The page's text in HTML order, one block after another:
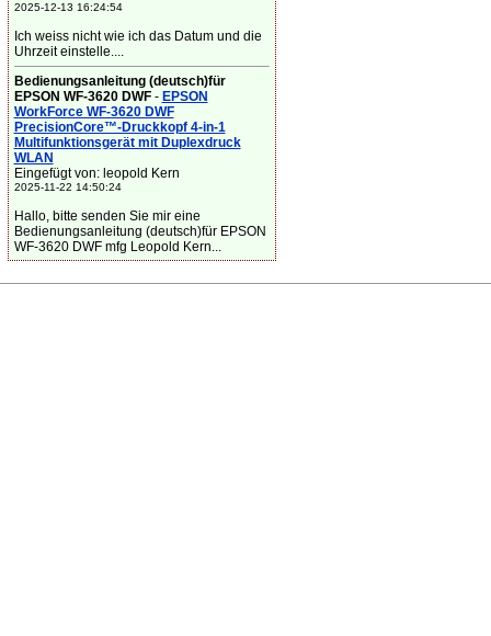
2025-12-13 16:24:54
Ich weiss nicht wie ich das Datum und die
Uhrzeit einstelle....
Bedienungsanleitung (deutsch)für
EPSON WF-3620 DWF- EPSON
WorkForce WF-3620 DWF
PrecisionCore™-Druckkopf 4-in-1
Multifunktionsgerät mit Duplexdruck
WLAN
Eingefügt von: leopold Kern
2025-11-22 14:50:24
Hallo, bitte senden Sie mir eine
Bedienungsanleitung (deutsch)für EPSON
WF-3620 DWF mfg Leopold Kern...